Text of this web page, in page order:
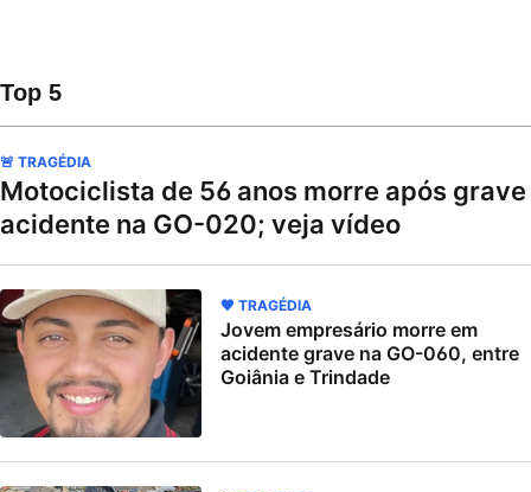
Top 5
🚨 TRAGÉDIA
Motociclista de 56 anos morre após grave
acidente na GO-020; veja vídeo
🖤 TRAGÉDIA
Jovem empresário morre em
acidente grave na GO-060, entre
Goiânia e Trindade